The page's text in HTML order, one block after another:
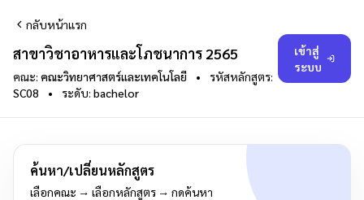
กลับหน้าแรก
สาขาวิชาอาหารและโภชนาการ 2565
คณะ: คณะวิทยาศาสตร์และเทคโนโลยี •
รหัสหลักสูตร:
SC08
• ระดับ: bachelor
เข้าสู่
ระบบ
ค้นหา/เปลี่ยนหลักสูตร
เลือกคณะ → เลือกหลักสูตร → กดค้นหา